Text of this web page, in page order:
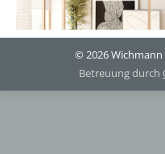
© 2026 Wichmann
Betreuung durch